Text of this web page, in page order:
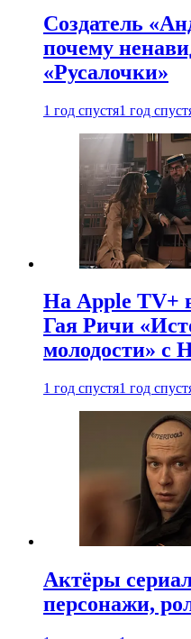
Создатель
почему
«Русалочки»
1 год спустя1 год
На Apple TV+
Гая Ричи
молодости» с
1 год спустя1 год
Актёры
персонажи,